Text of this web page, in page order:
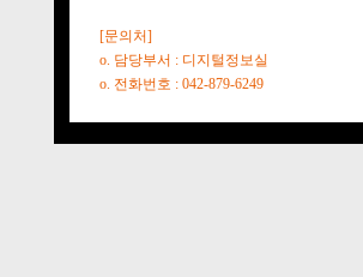
[문의처]
o. 담당부서 : 디지털정보실
o. 전화번호 : 042-879-6249